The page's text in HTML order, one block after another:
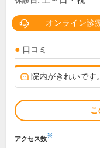
オンライン診
口コミ
院内がきれいです。
アクセス数※